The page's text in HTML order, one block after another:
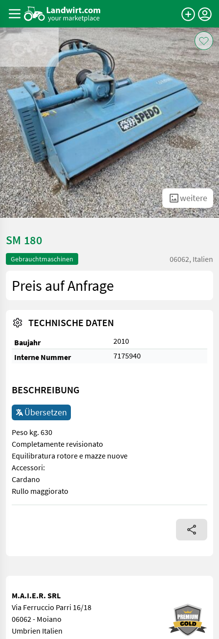
weitere
SM 180
Gebrauchtmaschinen 06062, Italien
Preis auf Anfrage
TECHNISCHE DATEN
Baujahr
2010
Interne Nummer
7175940
BESCHREIBUNG
Übersetzen
Peso kg. 630
Completamente revisionato
Equilibratura rotore e mazze nuove
Accessori:
Cardano
Rullo maggiorato
Peso kg. 630 Completamente revisionato Equilibratura rotore
M.A.I.E.R. SRL
Via Ferruccio Parri 16/18
06062 - Moiano
Umbrien Italien